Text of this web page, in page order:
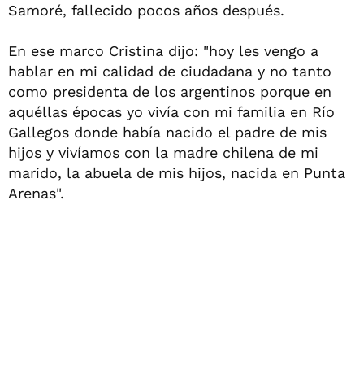
Samoré, fallecido pocos años después.
En ese marco Cristina dijo: "hoy les vengo a
hablar en mi calidad de ciudadana y no tanto
como presidenta de los argentinos porque en
aquéllas épocas yo vivía con mi familia en Río
Gallegos donde había nacido el padre de mis
hijos y vivíamos con la madre chilena de mi
marido, la abuela de mis hijos, nacida en Punta
Arenas".